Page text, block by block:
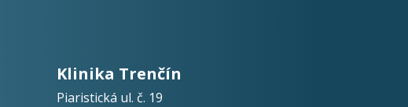
Klinika Trenčín
Piaristická ul. č. 19